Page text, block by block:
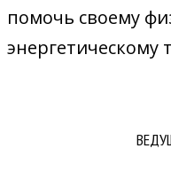
помочь своему
энергетическому